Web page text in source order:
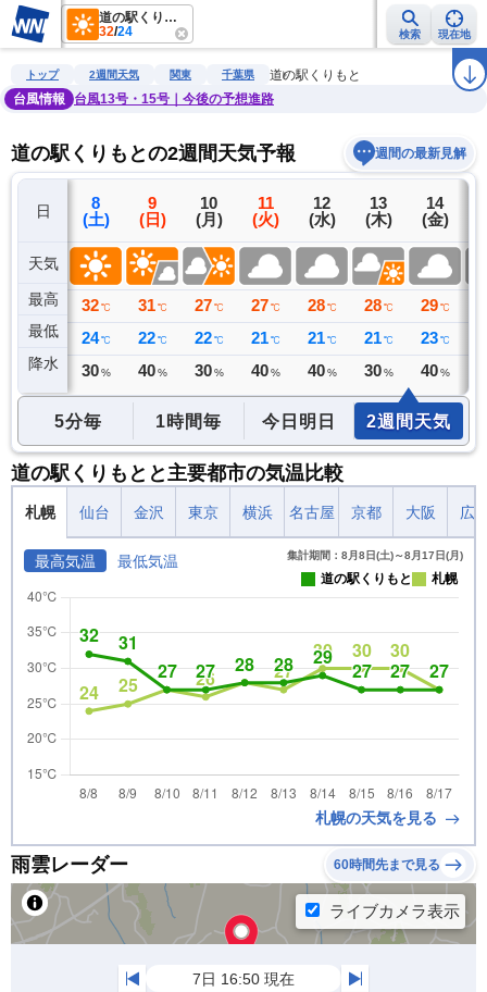
道の駅くりもと
32/24 検索 現在地
雨雲レーダー 台風情報 地震情報 警報・注意報 ラ
トップ 2週間天気 関東 千葉県
道の駅くりもと
台風情報
台風13号・15号｜今後の予想進路
道の駅くりもとの2週間天気予報 週間の最新見解
日
天気
最高
最低
降水
7
(金)
32 ℃
24 ℃
1 ミリ
8
(土)
32 ℃
24 ℃
30 %
9
(日)
31 ℃
22 ℃
40 %
10
(月)
27 ℃
22 ℃
30 %
11
(火)
27 ℃
21 ℃
40 %
12
(水)
28 ℃
21 ℃
40 %
13
(木)
28 ℃
21 ℃
30 %
14
(金)
29 ℃
23 ℃
40 %
5分毎 1時間毎 今日明日 2週間天気
道の駅くりもとと主要都市の気温比較
札幌 仙台 金沢 東京 横浜 名古屋 京都 大阪 広
最高気温 最低気温 集計期間：8月8日(土)～8月17日(月)
道の駅くりもと 札幌
札幌の天気を見る
雨雲レーダー 60時間先まで見る